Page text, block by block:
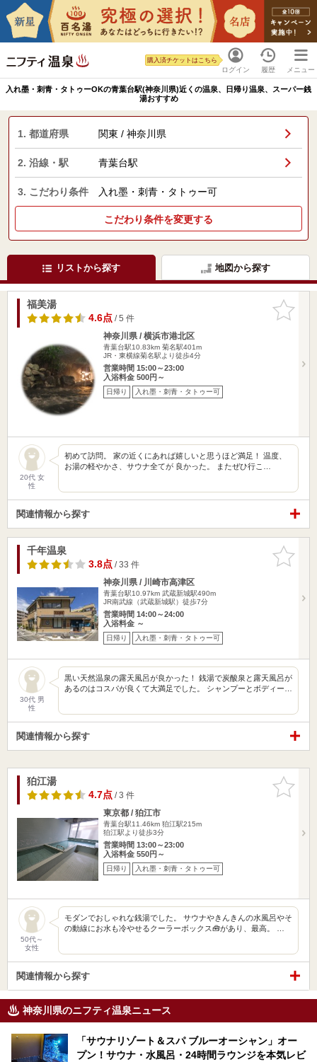
ログイン
購入済チケットはこちら
履歴 メニュー
入れ墨・刺青・タトゥーOKの青葉台駅(神奈川県)近くの温泉、日帰り温泉、スーパー銭
湯おすすめ
1. 都道府県 関東 / 神奈川県
2. 沿線・駅 青葉台駅
3. こだわり条件 入れ墨・刺青・タトゥー可
こだわり条件を変更する
リストから探す 地図から探す
お気に入
りに追加
福美湯
4.6点/ 5 件
神奈川県 / 横浜市港北区
青葉台駅10.83km 菊名駅401m
JR・東横線菊名駅より徒歩4分
営業時間 15:00～23:00
入浴料金 500円～
日帰り 入れ墨・刺青・タトゥー可
20代 女
性
初めて訪問。 家の近くにあれば嬉しいと思うほど満足！ 温度、
お湯の軽やかさ、サウナ全てが 良かった。 またぜひ行こ…
関連情報から探す
お気に入
りに追加
千年温泉
3.8点/ 33 件
神奈川県 / 川崎市高津区
青葉台駅10.97km 武蔵新城駅490m
JR南武線（武蔵新城駅）徒歩7分
営業時間 14:00～24:00
入浴料金 ～
日帰り 入れ墨・刺青・タトゥー可
30代 男
性
黒い天然温泉の露天風呂が良かった！ 銭湯で炭酸泉と露天風呂が
あるのはコスパが良くて大満足でした。 シャンプーとボディー…
関連情報から探す
お気に入
りに追加
狛江湯
4.7点/ 3 件
東京都 / 狛江市
青葉台駅11.46km 狛江駅215m
狛江駅より徒歩3分
営業時間 13:00～23:00
入浴料金 550円～
日帰り 入れ墨・刺青・タトゥー可
50代～
女性
モダンでおしゃれな銭湯でした。 サウナやきんきんの水風呂やそ
の動線にお水も冷やせるクーラーボックス🧰があり、最高。 …
関連情報から探す
神奈川県のニフティ温泉ニュース
「サウナリゾート＆スパ ブルーオーシャン」オー
プン！サウナ・水風呂・24時間ラウンジを本気レビ